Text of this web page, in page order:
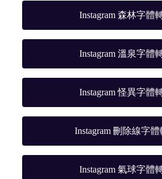
Instagram 森林字體
Instagram 溫泉字體
Instagram 怪異字體
Instagram 刪除線字
Instagram 氣球字體